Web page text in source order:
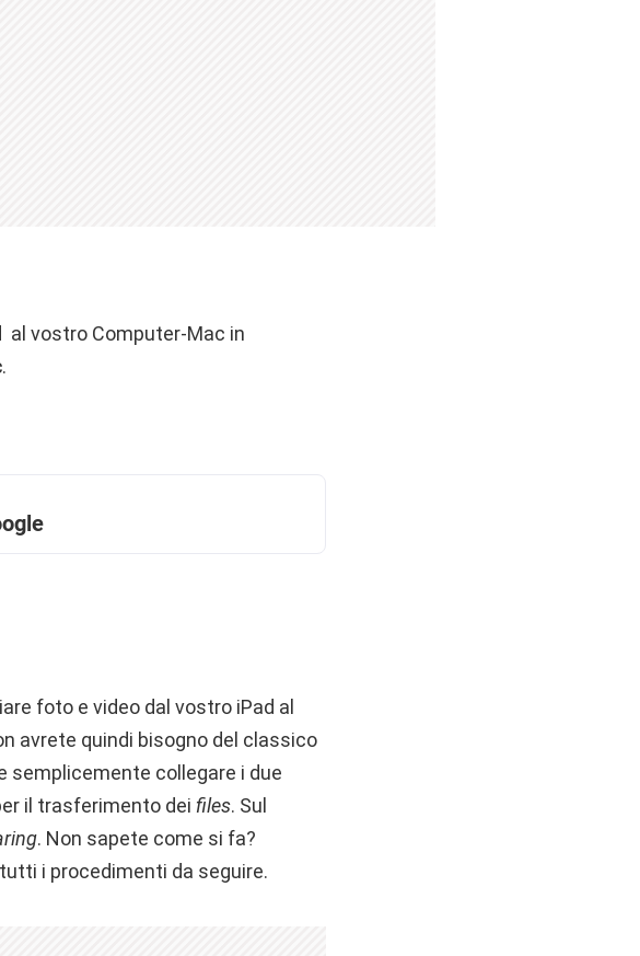
al vostro Computer-Mac in
.
foto e video dal vostro iPad al
avrete quindi bisogno del classico
semplicemente collegare i due
il trasferimento dei files. Sul
. Non sapete come si fa?
i procedimenti da seguire.